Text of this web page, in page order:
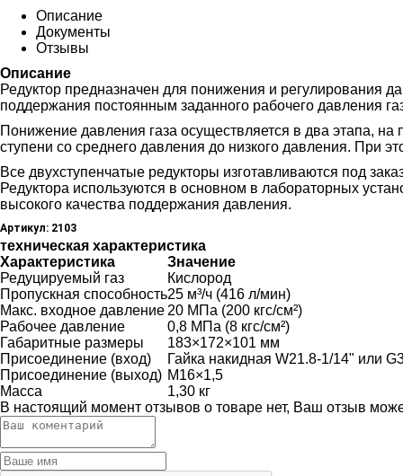
Описание
Документы
Отзывы
Описание
Редуктор предназначен для понижения и регулирования
поддержания постоянным заданного рабочего давления
Понижение давления газа осуществляется в два этапа,
ступени со среднего давления до низкого давления. При
Все двухступенчатые редукторы изготавливаются под
Редуктора используются в основном в лабораторных
высокого качества поддержания давления.
Артикул: 2103
техническая характеристика
Характеристика
Значение
Редуцируемый газ
Кислород
Пропускная способность25 м³/ч (416 л/мин)
Макс. входное давление20 МПа (200 кгс/см²)
Рабочее давление
0,8 МПа (8 кгс/см²)
Габаритные размеры
183×172×101 мм
Присоединение (вход)
Гайка накидная W21.8-1/14" или
Присоединение (выход) М16×1,5
Масса
1,30 кг
В настоящий момент отзывов о товаре нет, Ваш отзыв